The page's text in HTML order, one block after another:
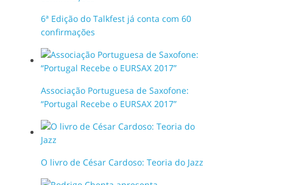
6ª Edição do Talkfest já conta com 60
confirmações
Associação Portuguesa de Saxofone:
“Portugal Recebe o EURSAX 2017”
O livro de César Cardoso: Teoria do Jazz